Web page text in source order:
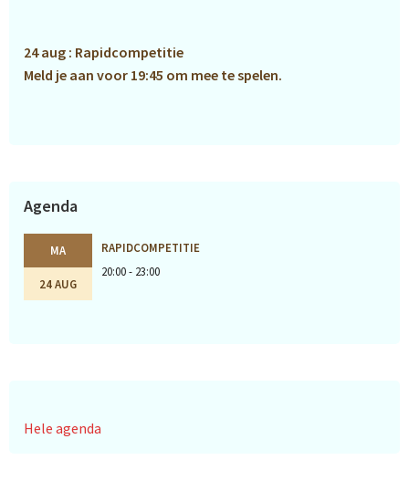
24 aug : Rapidcompetitie
Meld je aan voor 19:45 om mee te spelen.
Agenda
MA
24 AUG
RAPIDCOMPETITIE
20:00 - 23:00
Hele agenda